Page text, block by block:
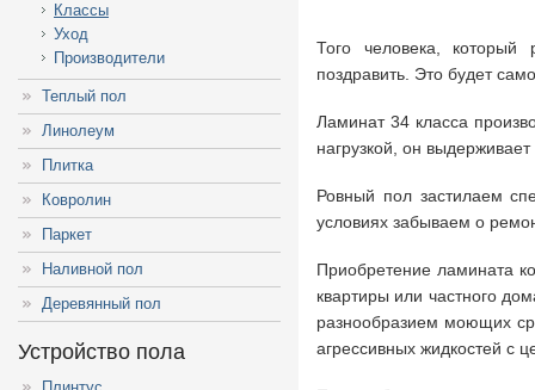
Того человека,
поздравить. Это будет
Ламинат 34 класса
нагрузкой, он
Ровный пол застилаем
условиях забываем о
Приобретение ламината
квартиры или частного
разнообразием моющих
агрессивных жидкостей с
Классы
Уход
Производители
Теплый пол
Линолеум
Плитка
Ковролин
Паркет
Наливной пол
Деревянный пол
Устройство пола